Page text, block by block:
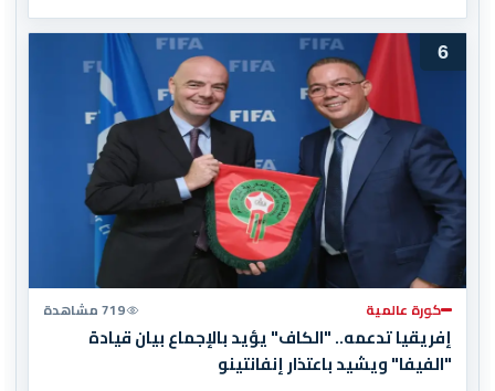
6
كورة عالمية 719 مشاهدة
إفريقيا تدعمه.. "الكاف" يؤيد بالإجماع بيان قيادة
"الفيفا" ويشيد باعتذار إنفانتينو